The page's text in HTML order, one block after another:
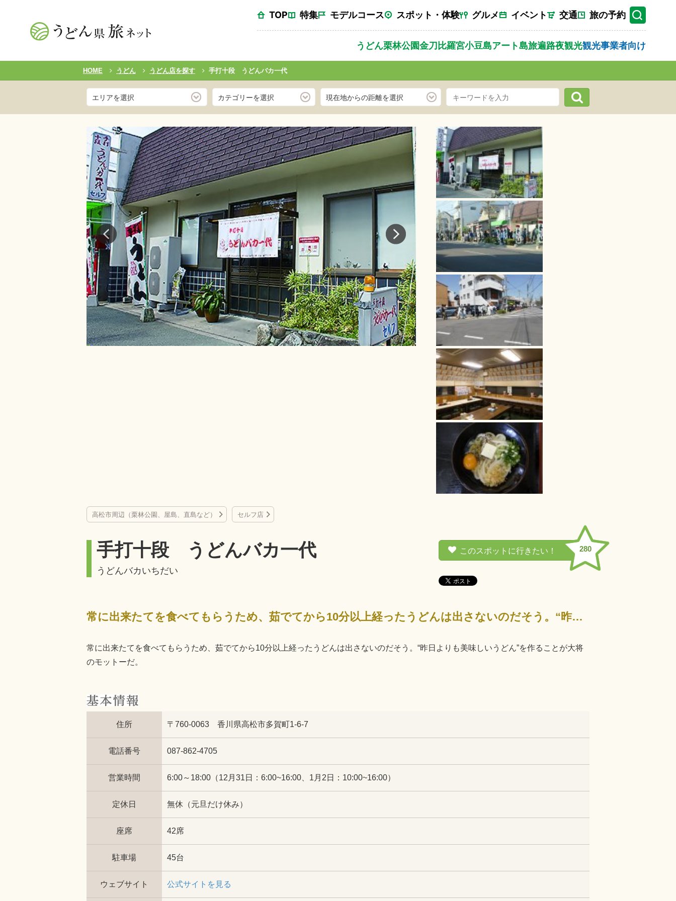
TOP 特集 モデルコース スポット・体験 グルメ イベント 交通 旅の予約
うどん栗林公園金刀比羅宮小豆島アート島旅遍路夜観光観光事業者向け
HOME うどん うどん店を探す 手打十段 うどんバカ一代
エリアを選択 カテゴリーを選択 現在地からの距離を選択
高松市周辺（栗林公園、屋島、直島など） セルフ店
手打十段 うどんバカ一代
うどんバカいちだい
280
常に出来たてを食べてもらうため、茹でてから10分以上経ったうどんは出さないのだそう。“昨日よりも美味…
常に出来たてを食べてもらうため、茹でてから10分以上経ったうどんは出さないのだそう。“昨日よりも美味しいうどん”を作ることが大将
のモットーだ。
住所 〒760-0063 香川県高松市多賀町1-6-7
電話番号 087-862-4705
営業時間 6:00～18:00（12月31日：6:00~16:00、1月2日：10:00~16:00）
定休日 無休（元旦だけ休み）
座席 42席
駐車場 45台
ウェブサイト 公式サイトを見る